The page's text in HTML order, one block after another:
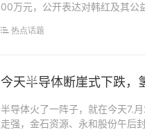
00万元，公开表达对韩红及其公
热点话题
今天半导体断崖式下跌，
半导体火了一阵子，就在今天7.
走强，金石资源、永和股份午后